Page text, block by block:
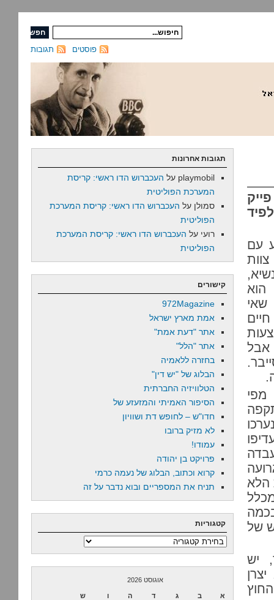
תגובות פוסטים
עם
הוא
שאי
אבל
מפי
הלא
בכמה
של
יש
תגובות אחרונות
playmobil על העכברוש הדו ראשי: קריסת
המערכת הפוליטית
סמולן על העכברוש הדו ראשי: קריסת המערכת
הפוליטית
רועי על העכברוש הדו ראשי: קריסת המערכת
הפוליטית
קישורים
972Magazine
אמת מארץ ישראל
אתר "דעת אמת"
אתר "הלל"
בחזרה ללאמיה
הבלוג של "יש דין"
הטלוויזיה החברתית
הסיפור האמיתי והמזעזע של
חדו"ש – לחופש דת ושוויון
לא מזיק ברובו
עמודו!
פרויקט בן יהודה
קרוא וכתוב, הבלוג של נעמה כרמי
תניח את המספריים ובוא נדבר על זה
קטגוריות
קטגוריות
אוגוסט 2026
א ב ג ד ה ו ש